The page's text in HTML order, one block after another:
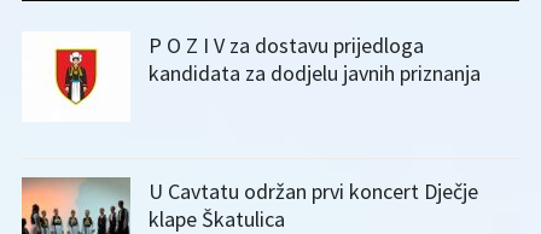
P O Z I V za dostavu prijedloga
kandidata za dodjelu javnih priznanja
U Cavtatu održan prvi koncert Dječje
klape Škatulica